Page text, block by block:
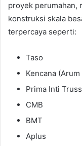
proyek perumahan,
konstruksi skala
terpercaya seperti:
Taso
Kencana (Arum
Prima Inti Truss
CMB
BMT
Aplus